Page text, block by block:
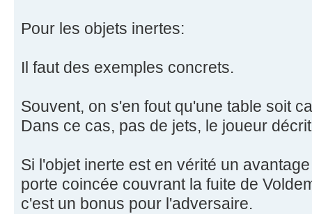
Pour les objets inertes:
Il faut des exemples concrets.
Souvent, on s'en fout qu'une table soit
Dans ce cas, pas de jets, le joueur
Si l'objet inerte est en vérité un
porte coincée couvrant la fuite de
c'est un bonus pour l'adversaire.